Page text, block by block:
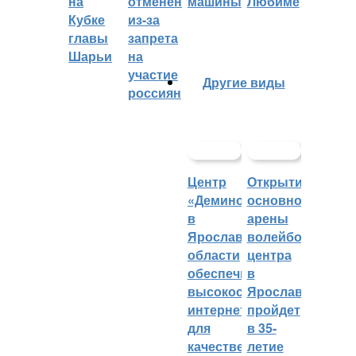
Кубке
главы
Шарьи
из-за
запрета
на
участие
россиян
Другие виды
Центр
«Демино»
в
Ярославской
области
обеспечивают
высокоскоростным
интернетом
для
качественных
Открытие
основной
арены
волейбольного
центра
в
Ярославле
пройдет
в 35-
летие